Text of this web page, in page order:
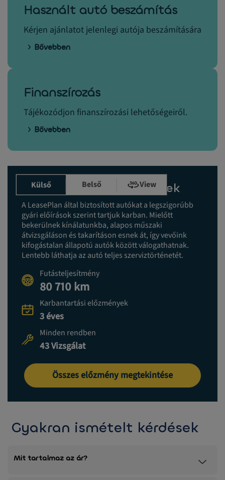
Használt autó beszámítás
Kérjen ajánlatot jelenlegi autója beszámítására
Bővebben
Finanszírozás
Tájékozódjon finanszírozási lehetőségeiről.
Bővebben
Külső Belső View
Karbantartási előzmények
A LeasePlan által biztosított autókat a legszigorúbb
gyári előírások szerint tartjuk karban. Mielőtt
bekerülnek kínálatunkba, alapos műszaki
átvizsgáláson és takarításon esnek át, így vevőink
kifogástalan állapotú autók között válogathatnak.
Lentebb láthatja az autó teljes szerviztörténetét.
Futásteljesítmény
80 710 km
Karbantartási előzmények
3 éves
Minden rendben
43 Vizsgálat
Összes előzmény megtekintése
Gyakran ismételt kérdések
Mit tartalmaz az ár?